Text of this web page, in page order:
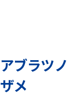
アブラツノ
ザメ